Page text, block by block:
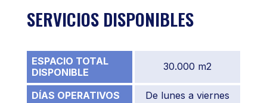
SERVICIOS DISPONIBLES
ESPACIO TOTAL
DISPONIBLE
30.000 m2
DÍAS OPERATIVOS
De lunes a viernes